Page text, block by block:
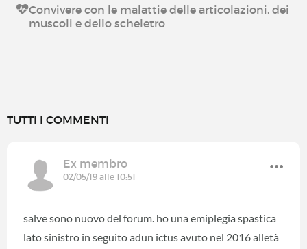
Convivere con le malattie delle articolazioni, dei
muscoli e dello scheletro
TUTTI I COMMENTI
Ex membro
02/05/19 alle 10:51
salve sono nuovo del forum. ho una emiplegia spastica
lato sinistro in seguito adun ictus avuto nel 2016 alletà